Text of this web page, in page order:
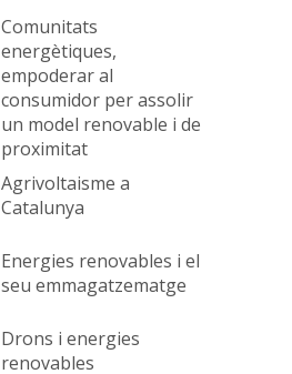
Comunitats
energètiques,
empoderar al
consumidor per assolir
un model renovable i de
proximitat
Agrivoltaisme a
Catalunya
Energies renovables i el
seu emmagatzematge
Drons i energies
renovables